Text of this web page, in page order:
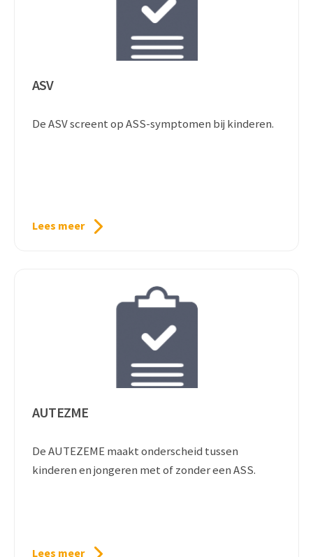
ASV
De ASV screent op ASS-symptomen bij kinderen.
Lees meer
AUTEZME
De AUTEZEME maakt onderscheid tussen
kinderen en jongeren met of zonder een ASS.
Lees meer